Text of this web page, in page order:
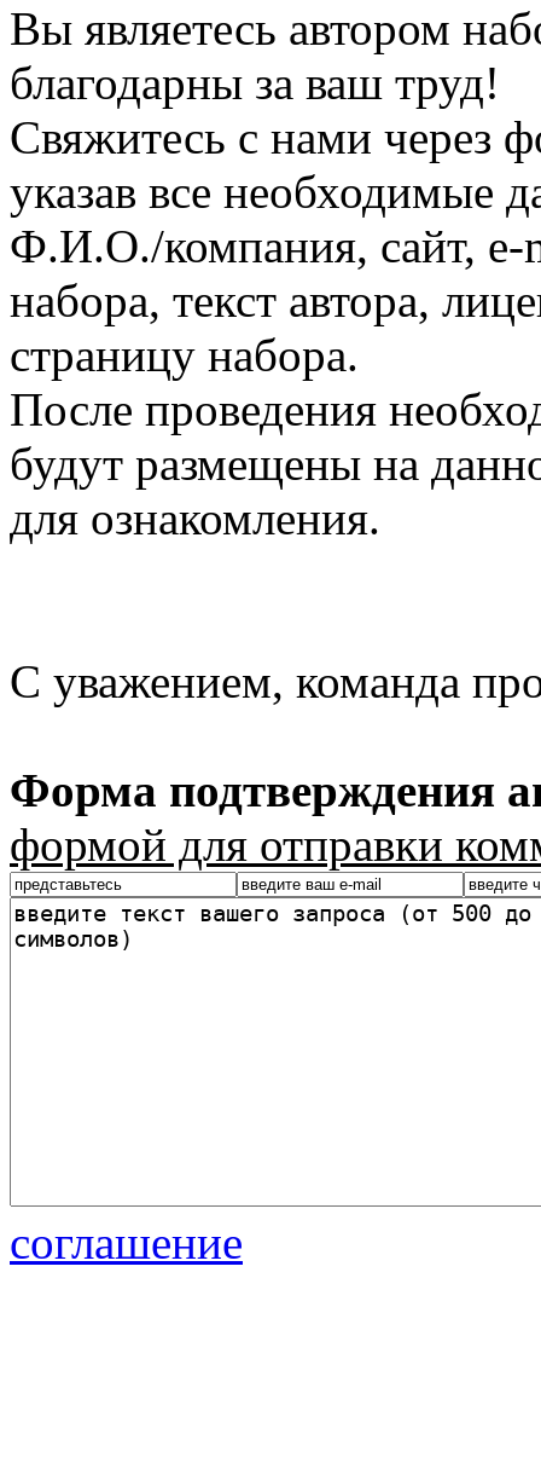
Вы являетесь автором
благодарны за ваш труд!
Свяжитесь с нами через
указав все необходимые
Ф.И.О./компания, сайт, e-
набора, текст автора,
страницу набора.
После проведения
будут размещены на
для ознакомления.
С уважением, команда
Форма подтверждения
формой для отправки
соглашение